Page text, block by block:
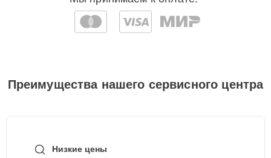
Преимущества нашего сервисного центра
Низкие цены